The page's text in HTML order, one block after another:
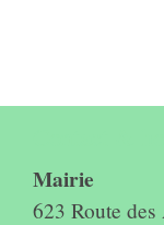
Mairie
623 Route